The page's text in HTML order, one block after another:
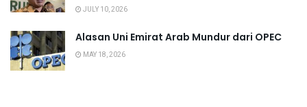
JULY 10, 2026
Alasan Uni Emirat Arab Mundur dari OPEC
MAY 18, 2026